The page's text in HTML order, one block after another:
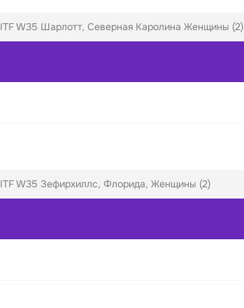
ITF W35 Шарлотт, Северная Каролина Женщины (2)
ITF W35 Зефирхиллс, Флорида, Женщины (2)